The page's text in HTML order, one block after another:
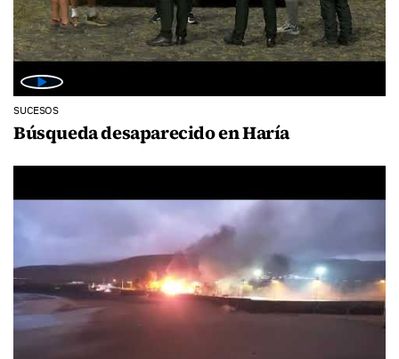
SUCESOS
Búsqueda desaparecido en Haría